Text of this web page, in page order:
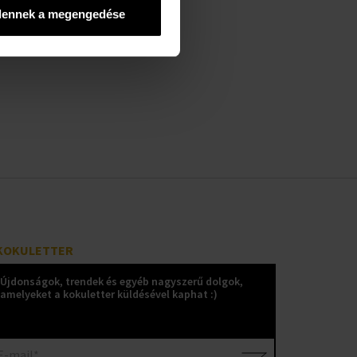
a megengedése
Újdonságok, trendek és egyéb nagyszerű dolgok,
amelyeket a kokuletter küldésével kaphat :)